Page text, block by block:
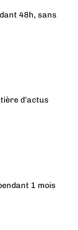
48h, sans
d’actus
1 mois